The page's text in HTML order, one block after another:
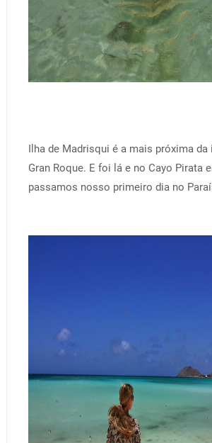
Ilha de Madrisqui é a mais próxima da
Gran Roque. E foi lá e no Cayo Pirata
passamos nosso primeiro dia no